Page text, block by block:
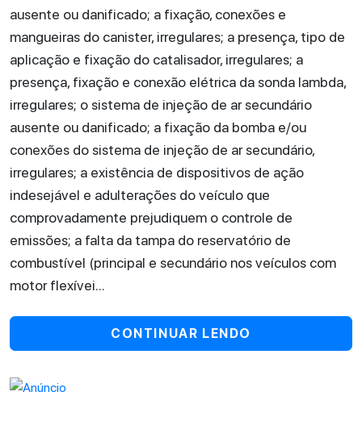
ausente ou danificado; a fixação, conexões e
mangueiras do canister, irregulares; a presença, tipo de
aplicação e fixação do catalisador, irregulares; a
presença, fixação e conexão elétrica da sonda lambda,
irregulares; o sistema de injeção de ar secundário
ausente ou danificado; a fixação da bomba e/ou
conexões do sistema de injeção de ar secundário,
irregulares; a existência de dispositivos de ação
indesejável e adulterações do veículo que
comprovadamente prejudiquem o controle de
emissões; a falta da tampa do reservatório de
combustível (principal e secundário nos veículos com
motor flexívei...
CONTINUAR LENDO